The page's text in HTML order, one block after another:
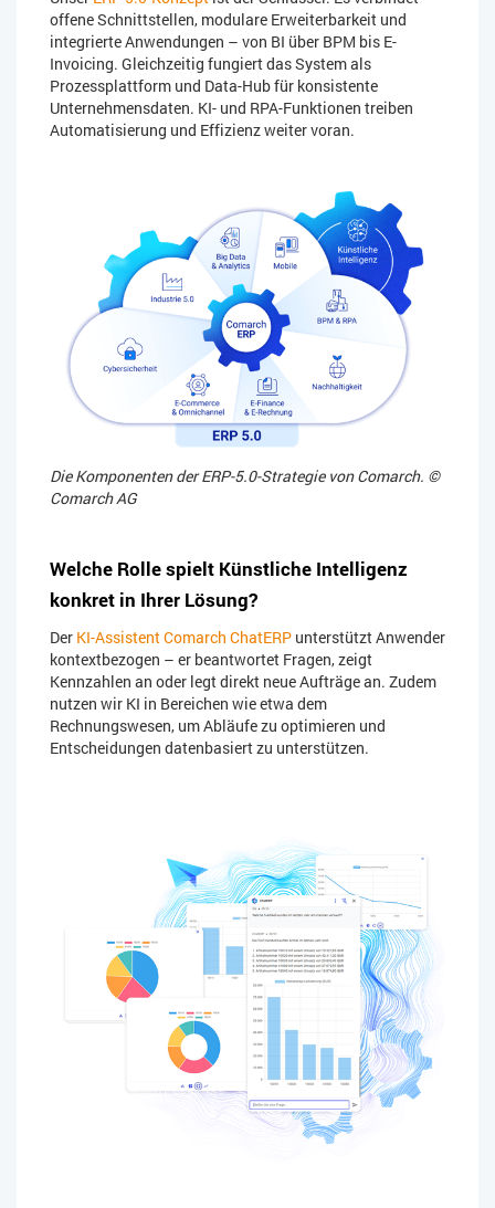
offene Schnittstellen, modulare Erweiterbarkeit und
integrierte Anwendungen – von BI über BPM bis E-
Invoicing. Gleichzeitig fungiert das System als
Prozessplattform und Data-Hub für konsistente
Unternehmensdaten. KI- und RPA-Funktionen treiben
Automatisierung und Effizienz weiter voran.
Die Komponenten der ERP-5.0-Strategie von Comarch. ©
Comarch AG
Welche Rolle spielt Künstliche Intelligenz
konkret in Ihrer Lösung?
Der KI-Assistent Comarch ChatERP unterstützt Anwender
kontextbezogen – er beantwortet Fragen, zeigt
Kennzahlen an oder legt direkt neue Aufträge an. Zudem
nutzen wir KI in Bereichen wie etwa dem
Rechnungswesen, um Abläufe zu optimieren und
Entscheidungen datenbasiert zu unterstützen.